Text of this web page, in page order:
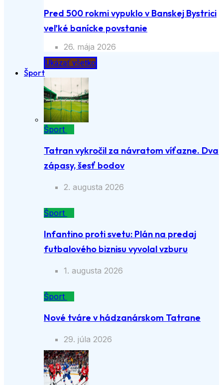
Pred 500 rokmi vypuklo v Banskej Bystrici
veľké banícke povstanie
26. mája 2026
Ukázať všetko
Šport
Šport
Tatran vykročil za návratom víťazne. Dva
zápasy, šesť bodov
2. augusta 2026
Šport
Infantino proti svetu: Plán na predaj
futbalového biznisu vyvolal vzburu
1. augusta 2026
Šport
Nové tváre v hádzanárskom Tatrane
29. júla 2026